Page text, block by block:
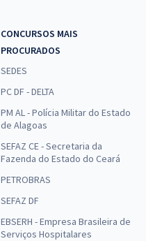
CONCURSOS MAIS
PROCURADOS
SEDES
PC DF - DELTA
PM AL - Polícia Militar do Estado
de Alagoas
SEFAZ CE - Secretaria da
Fazenda do Estado do Ceará
PETROBRAS
SEFAZ DF
EBSERH - Empresa Brasileira de
Serviços Hospitalares